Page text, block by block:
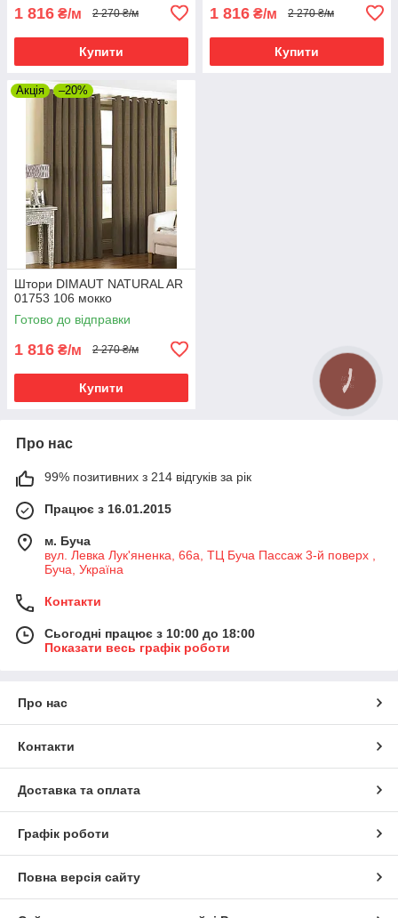
1 816 ₴/м 2 270 ₴/м
Купити
1 816 ₴/м 2 270 ₴/м
Купити
Акція –20%
Штори DIMAUT NATURAL AR
01753 106 мокко
Готово до відправки
1 816 ₴/м 2 270 ₴/м
Купити
Про нас
99% позитивних з 214 відгуків за рік
Працює з 16.01.2015
м. Буча
вул. Левка Лук'яненка, 66а, ТЦ Буча Пассаж 3-й поверх ,
Буча, Україна
Контакти
Сьогодні працює з 10:00 до 18:00
Показати весь графік роботи
Про нас
Контакти
Доставка та оплата
Графік роботи
Повна версія сайту